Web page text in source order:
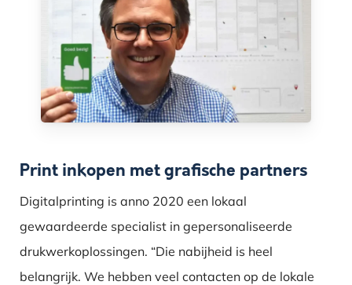
Print inkopen met grafische partners
Digitalprinting is anno 2020 een lokaal
gewaardeerde specialist in gepersonaliseerde
drukwerkoplossingen. “Die nabijheid is heel
belangrijk. We hebben veel contacten op de lokale